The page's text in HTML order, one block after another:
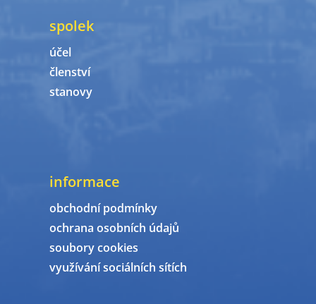
spolek
účel
členství
stanovy
informace
obchodní podmínky
ochrana osobních údajů
soubory cookies
využívání sociálních sítích